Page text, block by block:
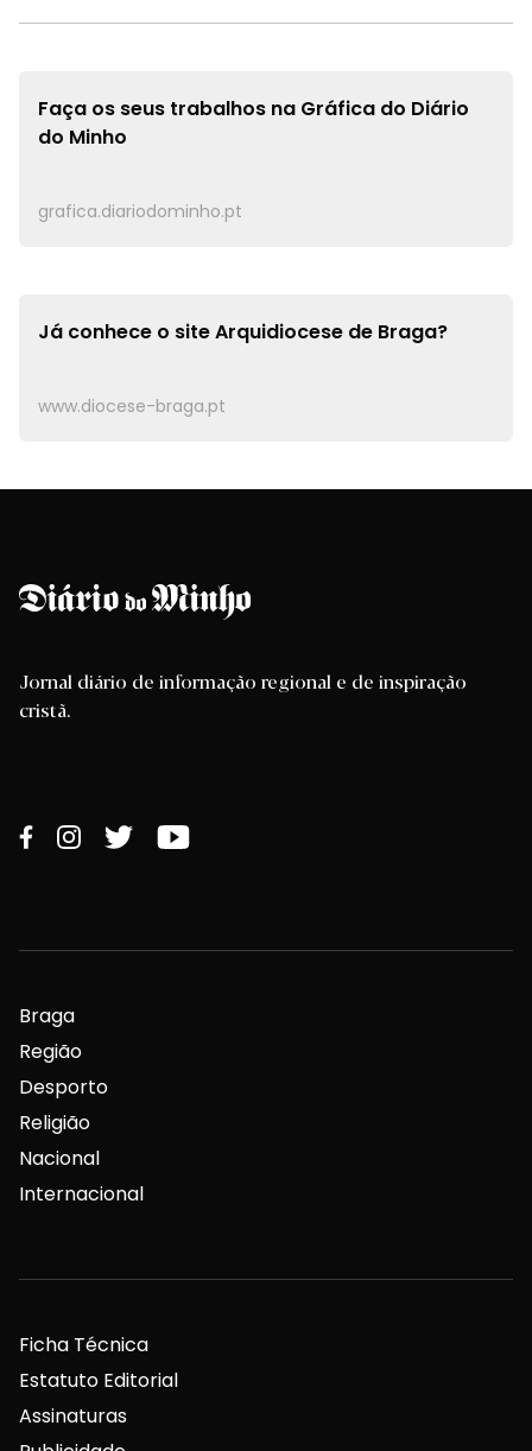
Faça os seus trabalhos na Gráfica do Diário
do Minho
grafica.diariodominho.pt
Já conhece o siteArquidiocese de Braga?
www.diocese-braga.pt
Jornal diário de informação regional e de inspiração
cristã.
Braga
Região
Desporto
Religião
Nacional
Internacional
Ficha Técnica
Estatuto Editorial
Assinaturas